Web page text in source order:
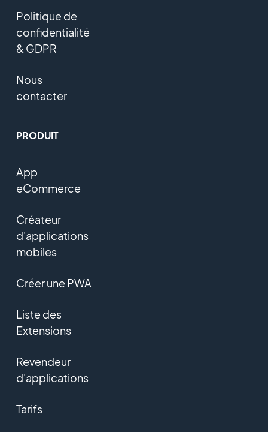
Politique de
confidentialité
& GDPR
Nous
contacter
PRODUIT
App
eCommerce
Créateur
d'applications
mobiles
Créer une PWA
Liste des
Extensions
Revendeur
d'applications
Tarifs